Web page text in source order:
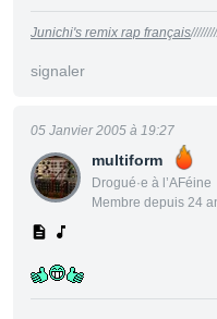
Junichi's remix rap français
signaler
multiform
Drogué·e à l’AFéine
Membre depuis 24
05 Janvier 2005 à 19:27